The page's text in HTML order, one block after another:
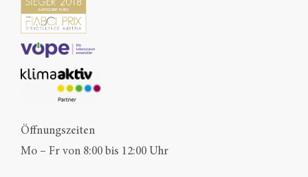
Öffnungszeiten
Mo – Fr von 8:00 bis 12:00 Uhr